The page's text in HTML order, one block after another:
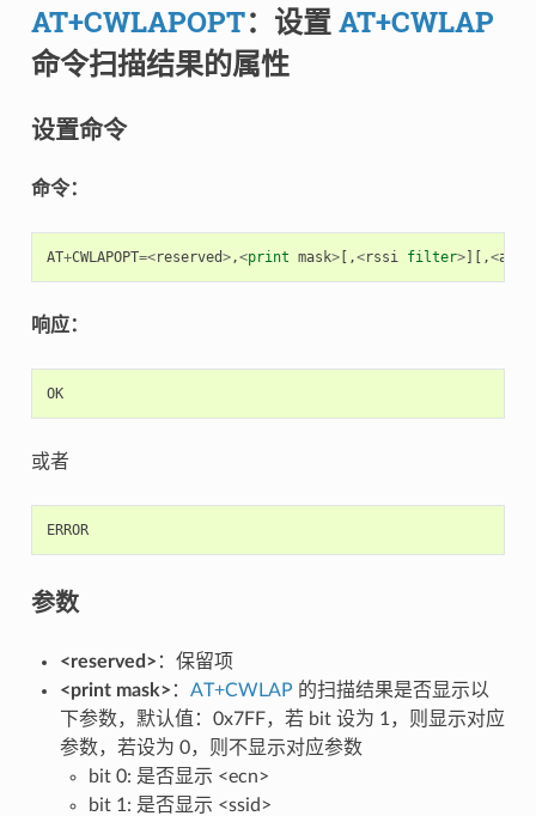
AT+CWLAPOPT：设置AT+CWLAP
命令扫描结果的属性
设置命令
命令：
AT+CWLAPOPT=<reserved>,<print mask>[,<rssi filter>][,<
响应：
OK
或者
ERROR
参数
<reserved> ：保留项
<print mask> ： AT+CWLAP 的扫描结果是否显示以
下参数，默认值：0x7FF，若 bit 设为 1，则显示对应
参数，若设为 0，则不显示对应参数
bit 0: 是否显示 <ecn>
bit 1: 是否显示 <ssid>